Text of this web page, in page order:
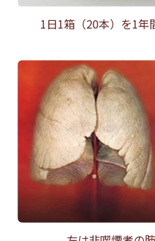
1日1箱（20本）を1年